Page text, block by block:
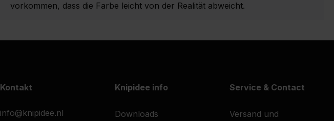
vorkommen, dass die Farbe leicht von der Realität abweicht.
Kontakt
info@knipidee.nl
Knipidee info
Downloads
Service & Contact
Versand und